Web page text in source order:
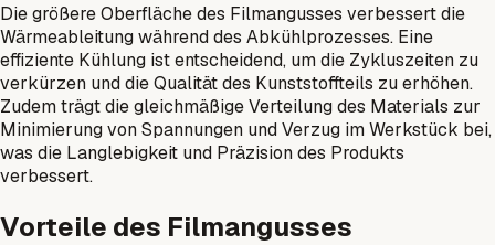
Die größere Oberfläche des Filmangusses verbessert die
Wärmeableitung während des Abkühlprozesses. Eine
effiziente Kühlung ist entscheidend, um die Zykluszeiten zu
verkürzen und die Qualität des Kunststoffteils zu erhöhen.
Zudem trägt die gleichmäßige Verteilung des Materials zur
Minimierung von Spannungen und Verzug im Werkstück bei,
was die Langlebigkeit und Präzision des Produkts
verbessert.
Vorteile des Filmangusses